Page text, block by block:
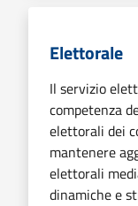
Elettorale
Il servizio
competenza
elettorali dei
mantenere
elettorali
dinamiche e